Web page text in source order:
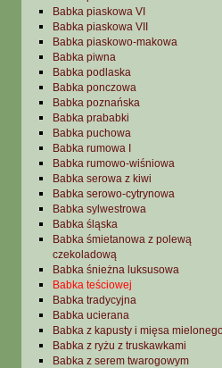
Babka piaskowa VI
Babka piaskowa VII
Babka piaskowo-makowa
Babka piwna
Babka podlaska
Babka ponczowa
Babka poznańska
Babka prababki
Babka puchowa
Babka rumowa I
Babka rumowo-wiśniowa
Babka serowa z kiwi
Babka serowo-cytrynowa
Babka sylwestrowa
Babka śląska
Babka śmietanowa z polewą
czekoladową
Babka śnieżna luksusowa
Babka teściowej
Babka tradycyjna
Babka ucierana
Babka z kapusty i mięsa
Babka z ryżu z truskawkami
Babka z serem twarogowym